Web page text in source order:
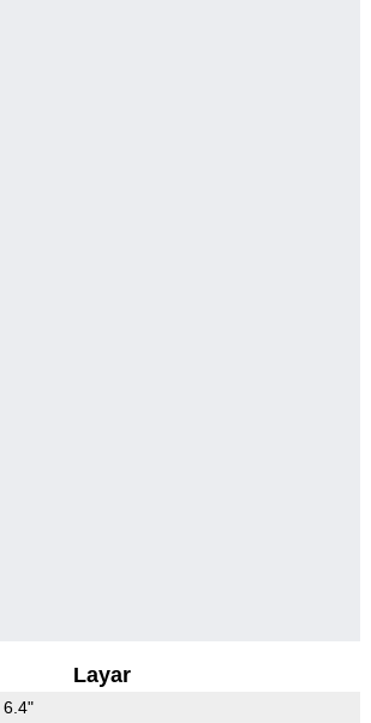
Layar
6.4"